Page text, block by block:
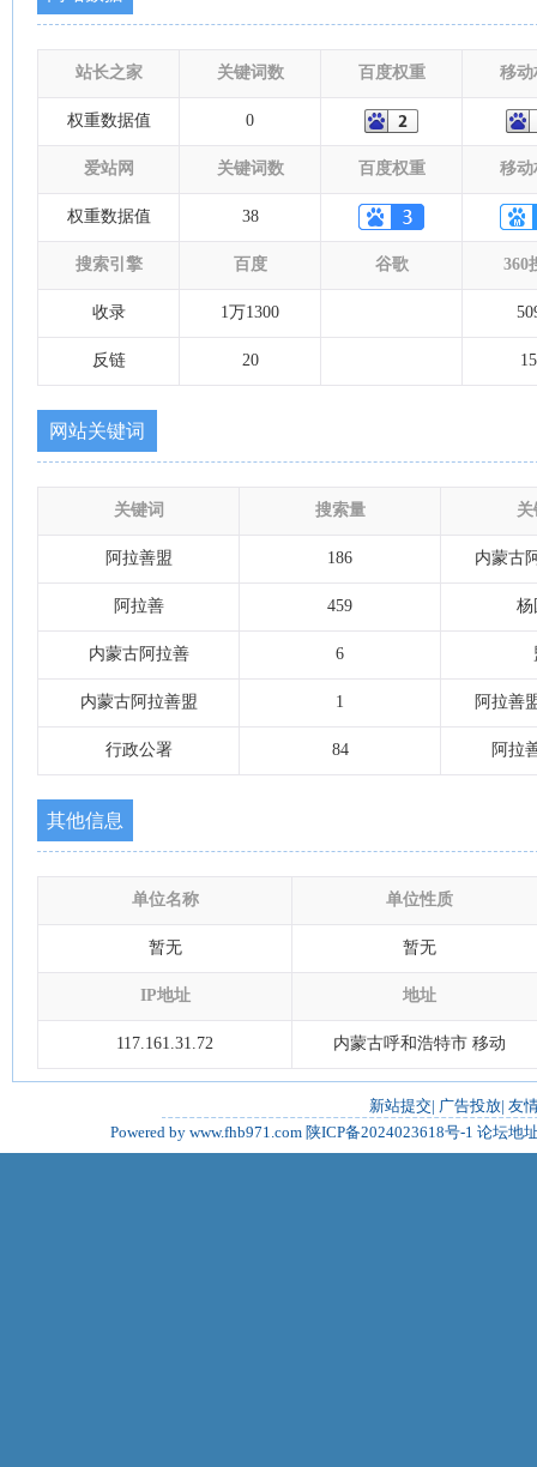
站长之家 关键词数 百度权重 移动
权重数据值 0
爱站网 关键词数 百度权重 移动
权重数据值 38
搜索引擎 百度 谷歌 360
收录 1万1300
反链 20
网站关键词
关键词 搜索量 关
阿拉善盟 186 内蒙古
阿拉善 459 杨
内蒙古阿拉善 6
内蒙古阿拉善盟 1 阿拉善
行政公署 84 阿拉
其他信息
单位名称 单位性质
暂无 暂无
IP地址 地址
117.161.31.72 内蒙古呼和浩特市 移动
新站提交| 广告投放| 友
Powered by www.fhb971.com 陕ICP备2024023618号-1 论坛地